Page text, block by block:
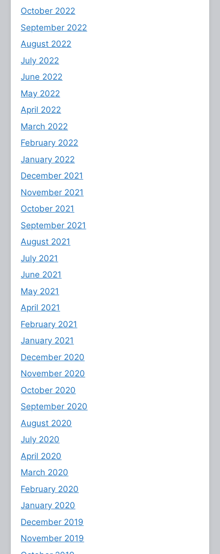
October 2022
September 2022
August 2022
July 2022
June 2022
May 2022
April 2022
March 2022
February 2022
January 2022
December 2021
November 2021
October 2021
September 2021
August 2021
July 2021
June 2021
May 2021
April 2021
February 2021
January 2021
December 2020
November 2020
October 2020
September 2020
August 2020
July 2020
April 2020
March 2020
February 2020
January 2020
December 2019
November 2019